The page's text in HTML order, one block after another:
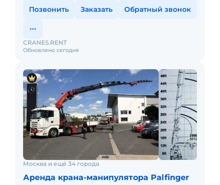
Позвонить Заказать Обратный звонок
Обновлено сегодня
CRANES.RENT
Москва и ещё 34 города
Аренда крана-манипулятора Palfinger